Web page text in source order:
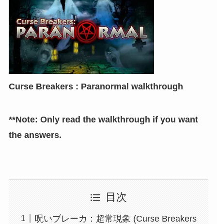
Curse Breakers : Paranormal walkthrough
**Note: Only read the walkthrough if you want
the answers.
目次
呪いブレーカ：超常現象 (Curse Breakers